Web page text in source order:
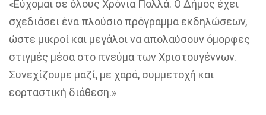
«Εύχομαι σε όλους Χρόνια Πολλά. Ο Δήμος έχει
σχεδιάσει ένα πλούσιο πρόγραμμα εκδηλώσεων,
ώστε μικροί και μεγάλοι να απολαύσουν όμορφες
στιγμές μέσα στο πνεύμα των Χριστουγέννων.
Συνεχίζουμε μαζί, με χαρά, συμμετοχή και
εορταστική διάθεση.»